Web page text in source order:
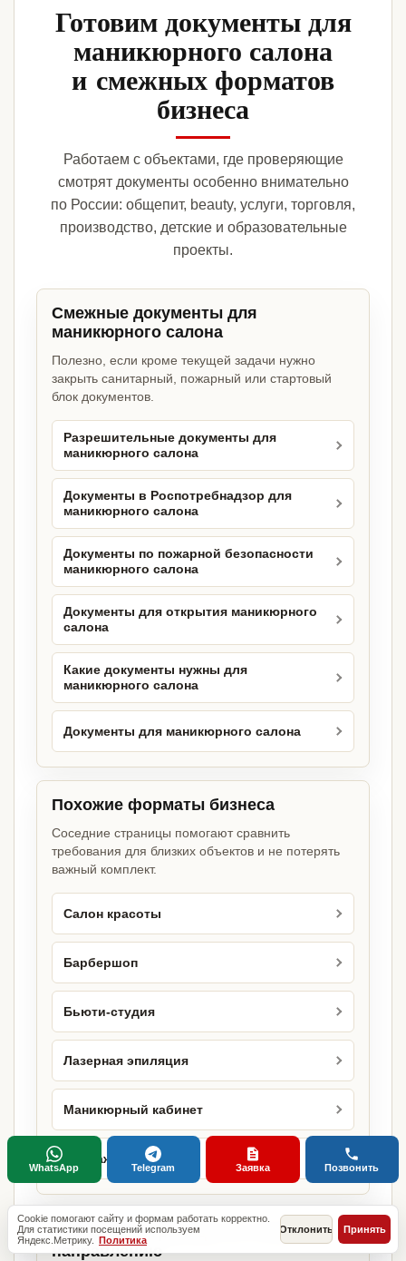
Готовим документы для
маникюрного салона
и смежных форматов
бизнеса
Работаем с объектами, где проверяющие
смотрят документы особенно внимательно
по России: общепит, beauty, услуги, торговля,
производство, детские и образовательные
проекты.
Смежные документы для
маникюрного салона
Полезно, если кроме текущей задачи нужно
закрыть санитарный, пожарный или стартовый
блок документов.
Разрешительные документы для
маникюрного салона
Документы в Роспотребнадзор для
маникюрного салона
Документы по пожарной безопасности
маникюрного салона
Документы для открытия маникюрного
салона
Какие документы нужны для
маникюрного салона
Документы для маникюрного салона
Похожие форматы бизнеса
Соседние страницы помогают сравнить
требования для близких объектов и не потерять
важный комплект.
Салон красоты
Барбершоп
Бьюти-студия
Лазерная эпиляция
Маникюрный кабинет
Массажный кабинет
Городские страницы по этому
направлению
Cookie помогают сайту и формам работать корректно.
Для статистики посещений используем
Яндекс.Метрику. Политика
Отклонить Принять
WhatsApp Telegram Заявка Позвонить